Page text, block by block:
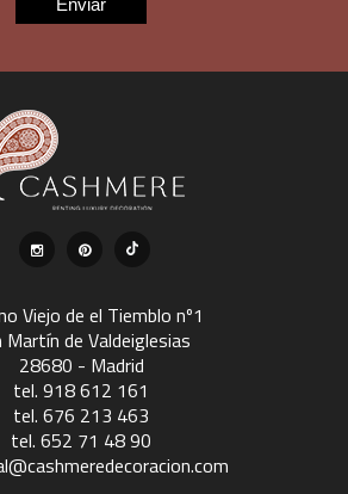
Viejo de el Tiemblo nº1
Martín de Valdeiglesias
28680 - Madrid
tel. 918 612 161
tel. 676 213 463
tel. 652 71 48 90